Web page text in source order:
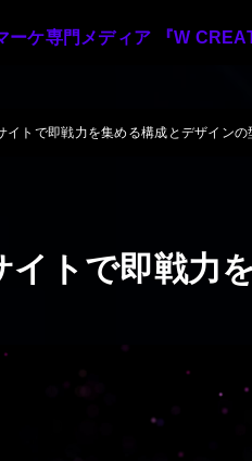
イトで即戦力を集める構成とデザインの
イトで即戦力